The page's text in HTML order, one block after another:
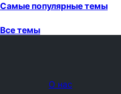
Самые популярные темы
Все темы
О нас